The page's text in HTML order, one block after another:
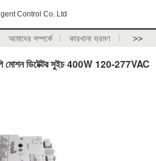
Control Co. Ltd
আমাদের সম্পর্কে কারখানা ভ্রমণ >>
ডিটেক্টর সুইচ 400W 120-277VAC